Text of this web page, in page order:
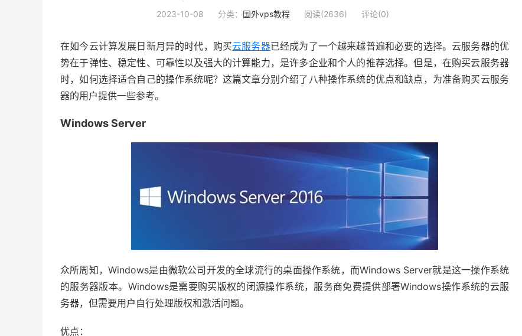
2023-10-08 分类： 国外vps教程 阅读(2636) 评论(0)
在如今云计算发展日新月异的时代，购买云服务器已经成为了一个越来越普遍和必要的选择。云服务器的优
势在于弹性、稳定性、可靠性以及强大的计算能力，是许多企业和个人的推荐选择。但是，在购买云服务器
时，如何选择适合自己的操作系统呢？这篇文章分别介绍了八种操作系统的优点和缺点，为准备购买云服务
器的用户提供一些参考。
Windows Server
众所周知，Windows是由微软公司开发的全球流行的桌面操作系统，而Windows Server就是这一操作系统
的服务器版本。Windows是需要购买版权的闭源操作系统，服务商免费提供部署Windows操作系统的云服
务器，但需要用户自行处理版权和激活问题。
优点：